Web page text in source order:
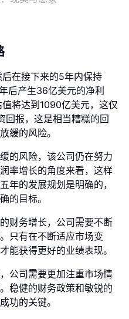
在接下来的5年内保持
后产生36亿美元的净利
将达到1090亿美元，这仅
回报，这是相当糟糕的回
缓的风险。
的风险，该公司仍在努力
率增长的角度来看，这样
年的发展规划是明确的，
的目标。
财务增长，公司需要不断
只有在不断适应市场变
能获得更好的业绩表现。
公司需要更加注重市场情
稳健的财务政策和敏锐的
功的关键。